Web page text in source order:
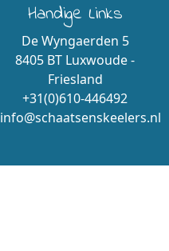
Handige Links
De Wyngaerden 5
8405 BT Luxwoude -
Friesland
+31(0)610-446492
info@schaatsenskeelers.nl